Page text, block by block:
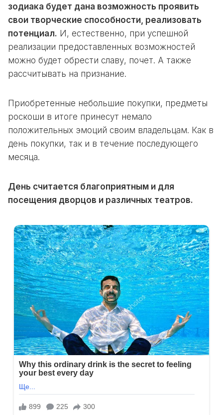
зодиака будет дана возможность проявить
свои творческие способности, реализовать
потенциал. И, естественно, при успешной
реализации предоставленных возможностей
можно будет обрести славу, почет. А также
рассчитывать на признание.
Приобретенные небольшие покупки, предметы
роскоши в итоге принесут немало
положительных эмоций своим владельцам. Как в
день покупки, так и в течение последующего
месяца.
День считается благоприятным и для
посещения дворцов и различных театров.